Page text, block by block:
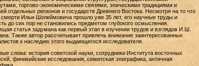
торгово-экономическими связями, эпическими традициями и
отдельных регионов и государств Древнего Востока. Несмотря на то что
смерти Ильи Шолеймовича прошло уже 35 лет, его научные труды и
до сих пор не становились предметом глубокого осмысления.
статья задумана как первый этап в изучении трудов и взглядов И.Ш.
Также автор рассчитывает привлечь внимание заинтересованных
к наследию этого выдающегося исследователя.
слова: история советской науки, сотрудники Института восточных
финикийские исследования, семитская эпиграфика, античная